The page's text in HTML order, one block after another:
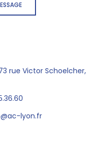
rue Victor Schoelcher,
lyon.fr